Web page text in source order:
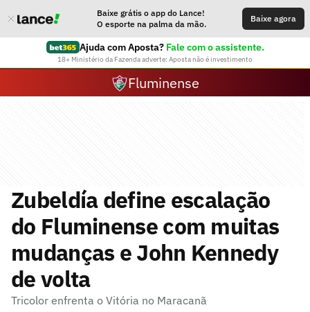
Baixe grátis o app do Lance!
O esporte na palma da mão.
Baixe agora
Ajuda com Aposta? Fale com o assistente.
18+ Ministério da Fazenda adverte: Aposta não é investimento
Fluminense
Zubeldía define escalação
do Fluminense com muitas
mudanças e John Kennedy
de volta
Tricolor enfrenta o Vitória no Maracanã